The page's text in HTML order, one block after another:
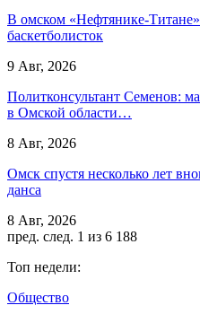
В омском «Нефтянике-Титане»
баскетболисток
9 Авг, 2026
Политконсультант Семенов:
в Омской области…
8 Авг, 2026
Омск спустя несколько лет
данса
8 Авг, 2026
пред. след. 1 из 6 188
Топ недели:
Общество